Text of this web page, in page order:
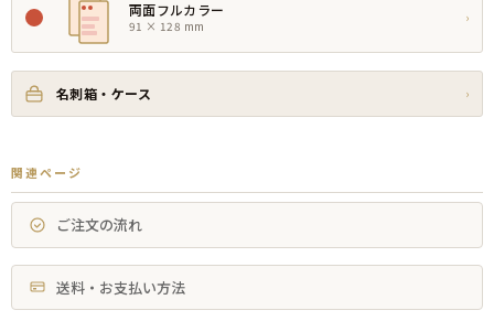
両面フルカラー
91 × 128 mm
›
名刺箱・ケース ›
関連ページ
ご注文の流れ
送料・お支払い方法